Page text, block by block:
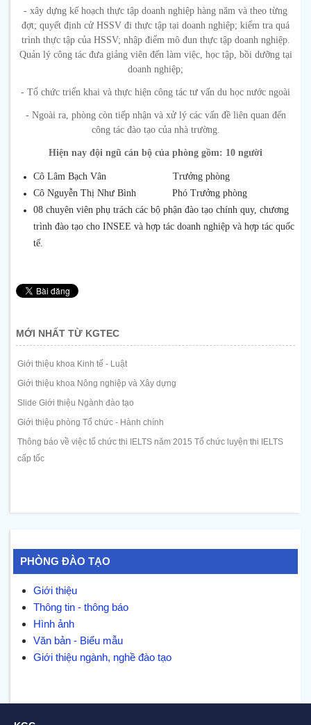
- xây dựng kế hoạch thực tập doanh nghiệp hàng năm và theo từng
đợt; quyết định cử HSSV đi thực tập tại doanh nghiệp; kiểm tra quá
trình thực tập của HSSV; nhập điểm mô đun thực tập doanh nghiệp.
Quản lý công tác đưa giảng viên đến làm việc, học tập, bồi dưỡng tại
doanh nghiệp;
- Tổ chức triển khai và thực hiện công tác tư vấn du học nước ngoài
- Ngoài ra, phòng còn tiếp nhận và xử lý các vấn đề liên quan đến
công tác đào tạo của nhà trường.
Hiện nay đội ngũ cán bộ của phòng gồm: 10 người
Cô Lâm Bạch Vân Trưởng phòng
Cô Nguyễn Thị Như Bình Phó Trưởng phòng
08 chuyên viên phụ trách các bộ phận đào tạo chính quy, chương
trình đào tạo cho INSEE và hợp tác doanh nghiệp và hợp tác quốc
tế.
MỚI NHẤT TỪ KGTEC
Giới thiệu khoa Kinh tế - Luật
Giới thiệu khoa Nông nghiệp và Xây dựng
Slide Giới thiệu Ngành đào tạo
Giới thiệu phòng Tổ chức - Hành chính
Thông báo về việc tổ chức thi IELTS năm 2015 Tổ chức luyện thi IELTS
cấp tốc
PHÒNG ĐÀO TẠO
Giới thiệu
Thông tin - thông báo
Hình ảnh
Văn bản - Biểu mẫu
Giới thiệu ngành, nghề đào tạo